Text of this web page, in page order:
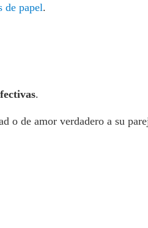
de papel.
.
o de amor verdadero a su